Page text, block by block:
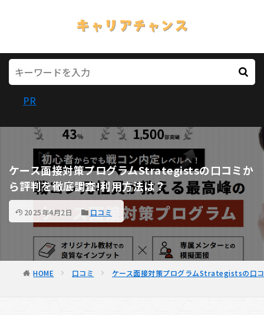
PR
ケース面接対策プログラムStrategistsの口コミか
ら評判を徹底調査!利用方法は？
2025年4月2日 口コミ
HOME 口コミ ケース面接対策プログラムStrategistsの口